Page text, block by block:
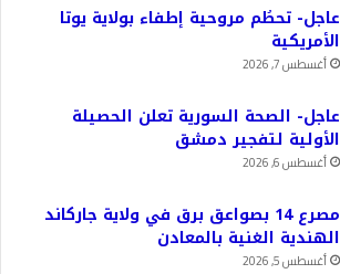
عاجل- تحطُم مروحية إطفاء بولاية يوتا
الأمريكية
أغسطس 7, 2026
عاجل- الصحة السورية تعلن الحصيلة
الأولية لتفجير دمشق
أغسطس 6, 2026
مصرع 14 بصواعق برق في ولاية جاركاند
الهندية الغنية بالمعادن
أغسطس 5, 2026